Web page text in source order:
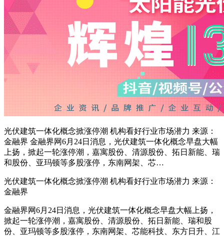
光伏建筑一体化概念掀涨停潮 机构看好行业市场潜力 来源：
金融界 金融界网6月24日消息，光伏建筑一体化概念早盘大幅
上扬，掀起一轮涨停潮，嘉寓股份、清源股份、拓日新能、瑞
和股份、亚玛顿等多股涨停，东南网架、芯…
光伏建筑一体化概念掀涨停潮 机构看好行业市场潜力 来源：
金融界
金融界网6月24日消息， 光伏建筑一体化概念早盘大幅上扬，
掀起一轮涨停潮， 嘉寓股份 清源股份 拓日新能
瑞和股
份
亚玛顿等多股涨停， 东南网架 芯能科技 东方日升
江